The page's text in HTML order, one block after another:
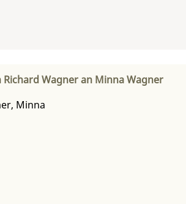
Wagner an Minna Wagner
Minna